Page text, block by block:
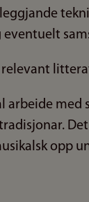
arbeide
opp